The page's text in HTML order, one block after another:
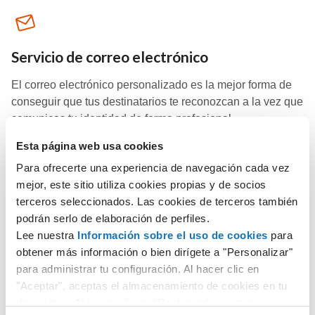
Esta página web usa cookies
Para ofrecerte una experiencia de navegación cada vez
mejor, este sitio utiliza cookies propias y de socios
terceros seleccionados. Las cookies de terceros también
podrán serlo de elaboración de perfiles.
Lee nuestra Información sobre el uso de cookies para
obtener más información o bien dirígete a "Personalizar"
para administrar tu configuración. Al hacer clic en
"Aceptar", aceptas el almacenamiento de cookies en tu
Servicio de correo electrónico
El correo electrónico personalizado es la mejor forma de
conseguir que tus destinatarios te reconozcan a la vez que
comunicas tu identidad de forma profesional.
Descubre más
Planes Hosting Windows
Aprovecha un espacio web ilimitado con muchas